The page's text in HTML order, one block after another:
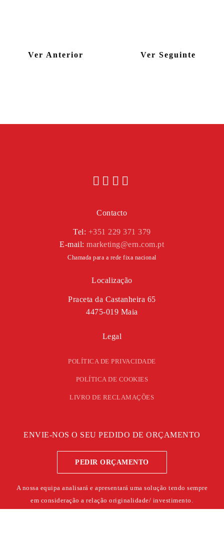
Ver Anterior Ver Seguinte
Contacto
Tel: +351 229 371 379
E-mail:marketing@ern.com.pt
Chamada para a rede fixa nacional
Localização
Praceta da Castanheira 65
4475-019 Maia
Legal
POLÍTICA DE PRIVACIDADE
POLÍTICA DE COOKIES
LIVRO DE RECLAMAÇÕES
ENVIE-NOS O SEU PEDIDO DE ORÇAMENTO
PEDIR ORÇAMENTO
A nossa equipa analisará e apresentará uma solução tendo sempre
em consideração a relação originalidade/ investimento.